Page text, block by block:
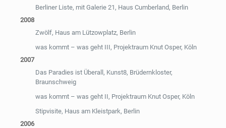
Berliner Liste, mit Galerie 21, Haus Cumberland, Berlin
2008
Zwölf, Haus am Lützowplatz, Berlin
was kommt – was geht III, Projektraum Knut Osper, Köln
2007
Das Paradies ist Überall, Kunst8, Brüdernkloster,
Braunschweig
was kommt – was geht II, Projektraum Knut Osper, Köln
Stipvisite, Haus am Kleistpark, Berlin
2006